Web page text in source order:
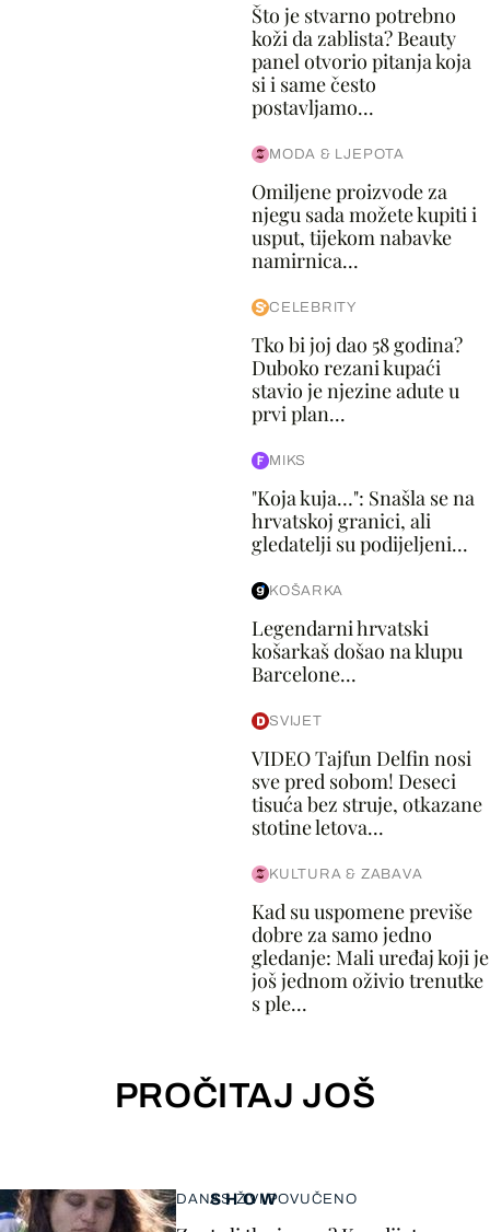
Što je stvarno potrebno
koži da zablista? Beauty
panel otvorio pitanja koja
si i same često
postavljamo...
MODA & LJEPOTA
Omiljene proizvode za
njegu sada možete kupiti i
usput, tijekom nabavke
namirnica...
CELEBRITY
Tko bi joj dao 58 godina?
Duboko rezani kupaći
stavio je njezine adute u
prvi plan...
MIKS
"Koja kuja…": Snašla se na
hrvatskoj granici, ali
gledatelji su podijeljeni...
KOŠARKA
Legendarni hrvatski
košarkaš došao na klupu
Barcelone...
SVIJET
VIDEO Tajfun Delfin nosi
sve pred sobom! Deseci
tisuća bez struje, otkazane
stotine letova...
KULTURA & ZABAVA
Kad su uspomene previše
dobre za samo jedno
gledanje: Mali uređaj koji je
još jednom oživio trenutke
s ple...
PROČITAJ JOŠ
SHOW
DANAS ŽIVI POVUČENO